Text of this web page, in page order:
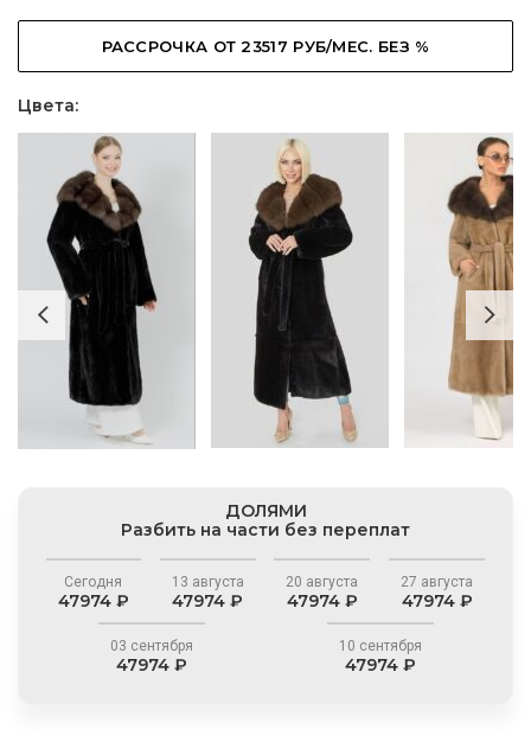
РАССРОЧКА ОТ 23517 РУБ/МЕС. БЕЗ %
Цвета:
ДОЛЯМИ
Разбить на части без переплат
Сегодня
47974 ₽
13 августа
47974 ₽
20 августа
47974 ₽
27 августа
47974 ₽
03 сентября
47974 ₽
10 сентября
47974 ₽